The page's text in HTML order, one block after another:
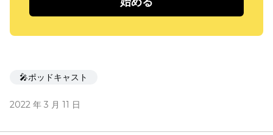
🎤ポッドキャスト
2022 年 3 月 11 日